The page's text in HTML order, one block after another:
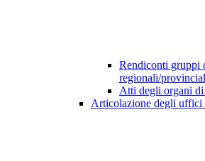
Rendiconti gruppi
regionali/
Atti degli organi
Articolazione degli uffici